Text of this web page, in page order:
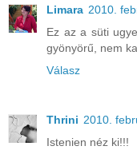
Limara 2010.
Ez az a süti
gyönyörű, nem
Válasz
Thrini 2010.
Istenien néz ki!!!